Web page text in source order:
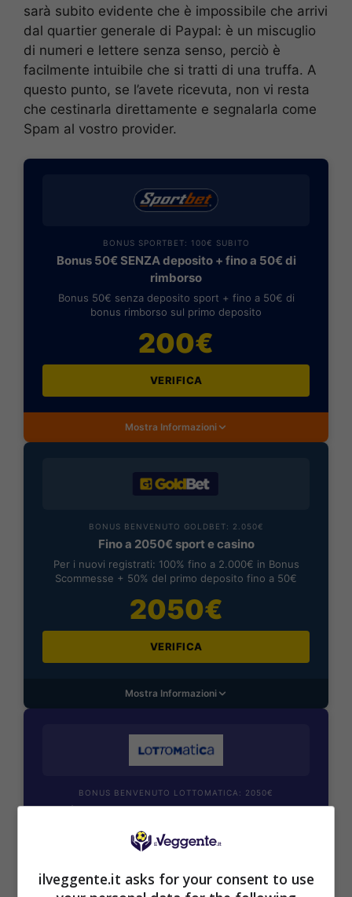
sarà subito evidente che è impossibile che arrivi
dal quartier generale di Paypal: è un miscuglio
di numeri e lettere senza senso, perciò è
facilmente intuibile che si tratti di una truffa. A
questo punto, se l’avete ricevuta, non vi resta
che cestinarla direttamente e segnalarla come
Spam al vostro provider.
BONUS SPORTBET: 100€ SUBITO
Bonus 50€ SENZA deposito + fino a 50€ di
rimborso
Bonus 50€ senza deposito sport + fino a 50€ di
bonus rimborso sul primo deposito
200€
VERIFICA
Mostra Informazioni
BONUS BENVENUTO GOLDBET: 2.050€
Fino a 2050€ sport e casino
Per i nuovi registrati: 100% fino a 2.000€ in Bonus
Scommesse + 50% del primo deposito fino a 50€
2050€
VERIFICA
Mostra Informazioni
BONUS BENVENUTO LOTTOMATICA: 2050€
Fino a 2050€ bonus scommesse e sport
Per i nuovi utenti della piattaforma: 100% fino a 50€ in
Bonus Scommesse + 100% fino a 2000€ in Bonus
2050€
ilveggente.it asks for your consent to use